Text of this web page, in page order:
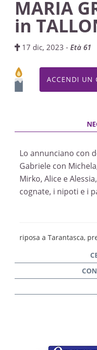
MARIA
in
17 dic, 2023 -Età 61
ACCENDI UN
Lo annunciano con
Gabriele con
Mirko, Alice e
cognate, i nipoti e i
riposa a Tarantasca,